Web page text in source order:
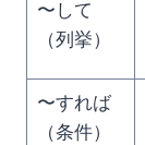
〜して
（列挙）
〜すれば
（条件）